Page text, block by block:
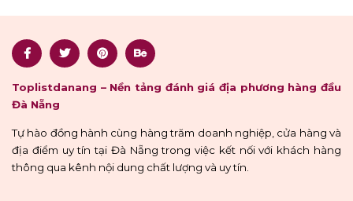
Toplistdanang – Nền tảng đánh giá địa phương hàng đầu
Đà Nẵng
Tự hào đồng hành cùng hàng trăm doanh nghiệp, cửa hàng và
địa điểm uy tín tại Đà Nẵng trong việc kết nối với khách hàng
thông qua kênh nội dung chất lượng và uy tín.